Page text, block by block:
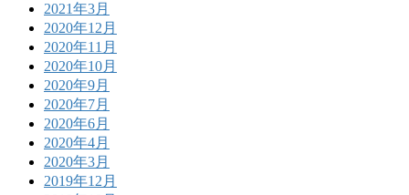
2021年3月
2020年12月
2020年11月
2020年10月
2020年9月
2020年7月
2020年6月
2020年4月
2020年3月
2019年12月